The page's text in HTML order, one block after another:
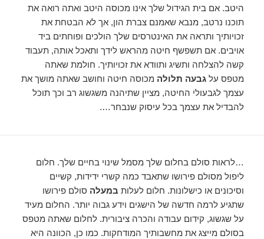
היטב. אם בית הגידול שלך אינו מכוסה היטב ואתה רואה את
תוכנו נרטב, מנבא שאמנם צברת הון, אך לא הבטחת את
זכויותיך ותראה את האינטרסים שלך הולכים ופוחתים ביד
אויבים. אם תשפשף חיטה מהראש לידך ותאכל אותה, תעבוד
קשה להצלחה ותשיג ותוודא את זכויותיך. חולמת שאתה
מטפס עלגבעה תלולה מכוסה חיטה וחושב שאתה מושך את
עצמך לגבעולי החיטה, מציין שתיהנה משגשוג רב וכך תוכל
להבדיל את עצמך בכל עיסוק שנבחר….
…לראות סולם בחלום שלך מסמל שינוי בחיים שלך. חלום
ליפול מסולם פירושו שתאבד כמה קשרי ידידות, קשיים
וסיכונים או כישלונות. חלום לעלות במעלה סולם פירושו
שתגיע לרמה חדשה של הישגים וידע גבוה יותר. החלום מעיד
על שגשוג, קידום עבודה והכרה ציבורית. לחלום שאתה מטפס
בסולם מייצג את מחשבותיך המודחקות. כמו כן, הכוונה היא